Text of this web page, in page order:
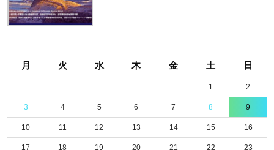
ル
ー
展
イ
ベ
ン
ト
月 火 水 木 金 土 日
1 2
3 4 5 6 7 8 9
10 11 12 13 14 15 16
17 18 19 20 21 22 23